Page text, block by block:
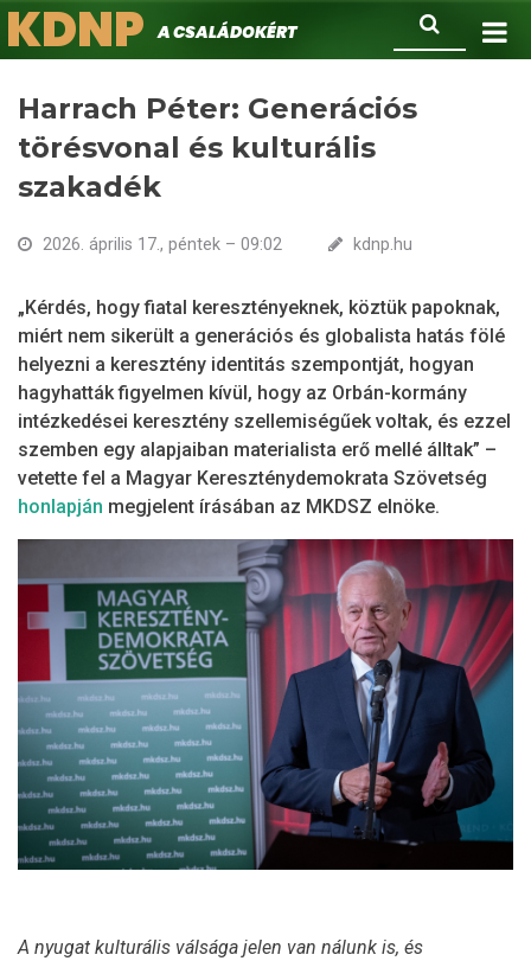
Ugrás
a
Keresés
KDNPA családokért.
Harrach Péter: Generációs
törésvonal és kulturális
szakadék
2026. április 17., péntek – 09:02 kdnp.hu
„Kérdés, hogy fiatal keresztényeknek, köztük papoknak,
miért nem sikerült a generációs és globalista hatás fölé
helyezni a keresztény identitás szempontját, hogyan
hagyhatták figyelmen kívül, hogy az Orbán-kormány
intézkedései keresztény szellemiségűek voltak, és ezzel
szemben egy alapjaiban materialista erő mellé álltak” –
vetette fel a Magyar Kereszténydemokrata Szövetség
honlapján megjelent írásában az MKDSZ elnöke.
A nyugat kulturális válsága jelen van nálunk is, és